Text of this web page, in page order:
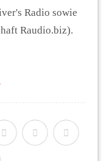
Radio sowie
Raudio.biz).